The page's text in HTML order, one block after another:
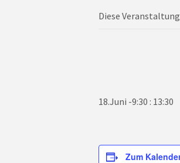
Diese
18.Juni -9:30 : 13:30
Zum